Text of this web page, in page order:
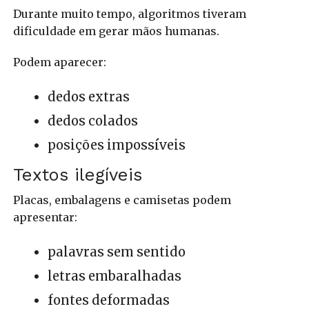
Durante muito tempo, algoritmos tiveram
dificuldade em gerar mãos humanas.
Podem aparecer:
dedos extras
dedos colados
posições impossíveis
Textos ilegíveis
Placas, embalagens e camisetas podem
apresentar:
palavras sem sentido
letras embaralhadas
fontes deformadas